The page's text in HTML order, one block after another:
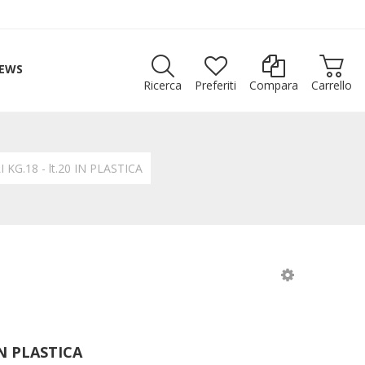
Ricerca
Preferiti Compara Carrello
KG.18 - lt.20 IN PLASTICA
PLASTICA